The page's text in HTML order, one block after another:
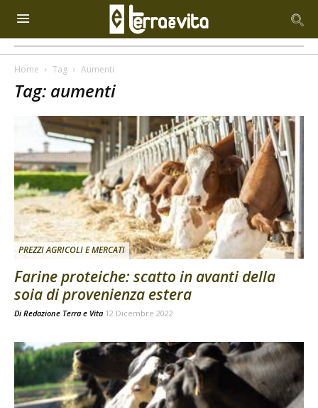
Home Tag Aumenti
Tag: aumenti
PREZZI AGRICOLI E MERCATI
Farine proteiche: scatto in avanti della
soia di provenienza estera
Di Redazione Terra e Vita 12 Dicembre 2022